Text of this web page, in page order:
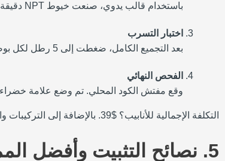
باستخدام قالب يدوي، صنعت خيوط NPT دقيقة. خيوط نظيفة، تسربات أقل.
اختبار التسرب
بعد التجميع الكامل، ضغطت إلى 5 رطل لكل بوصة مربعة. لا توجد فقاعات تحت الماء والصابون. لا يوجد تسرب.
الفحص النهائي
وقع مفتش الكود المحلي. تم وضع علامة
التكلفة الإجمالية للأنابيب؟ $39. بالإضافة إلى التركيبات والعمالة ورسوم التصاريح، جاءت التكلفة أقل من الميزانية.
5. نصائح التثبيت وأفضل الممارسات